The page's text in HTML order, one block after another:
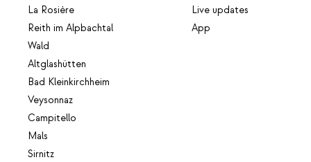
La Rosière
Reith im Alpbachtal
Wald
Altglashütten
Bad Kleinkirchheim
Veysonnaz
Campitello
Mals
Sirnitz
Live updates
App